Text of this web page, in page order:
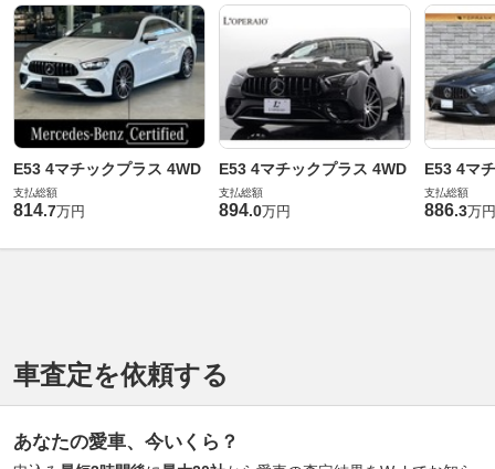
E53 4マチックプラス 4WD
支払総額
814.7万円
E53 4マチックプラス 4WD
支払総額
894.0万円
E53 4マ
支払総額
886.3万円
車査定を依頼する
あなたの愛車、今いくら？